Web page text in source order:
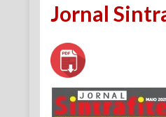
Jornal